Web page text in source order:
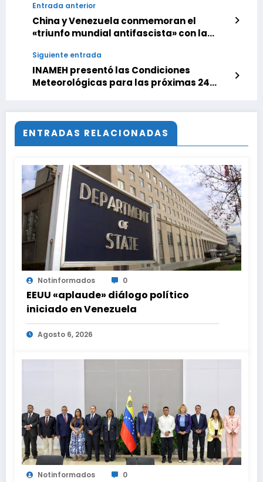
Entrada anterior
China y Venezuela conmemoran el
«triunfo mundial antifascista» con la
Siguiente entrada
INAMEH presentó las Condiciones
Meteorológicas para las próximas 24
ENTRADAS RELACIONADAS
Notinformados 0
EEUU «aplaude» diálogo político
iniciado en Venezuela
Agosto 6, 2026
Notinformados 0